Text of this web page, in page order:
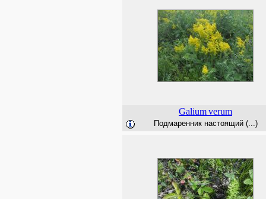
Galiumverum
Подмаренник настоящий (...)